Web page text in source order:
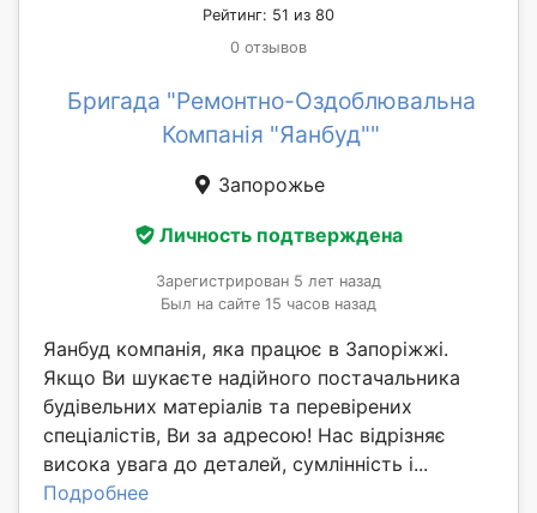
Рейтинг: 51 из 80
0 отзывов
Бригада "Ремонтно-Оздоблювальна
Компанія "Яанбуд""
Запорожье
Личность подтверждена
Зарегистрирован 5 лет назад
Был на сайте 15 часов назад
Яанбуд компанія, яка працює в Запоріжжі.
Якщо Ви шукаєте надійного постачальника
будівельних матеріалів та перевірених
спеціалістів, Ви за адресою! Нас відрізняє
висока увага до деталей, сумлінність і...
Подробнее